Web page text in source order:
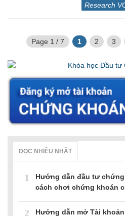
Research
Page 1 / 7 1 2 3
ĐỌC NHIỀU NHẤT
1
Hướng dẫn đầu tư
cách chơi chứng khoán
2 Hướng dẫn mở Tài